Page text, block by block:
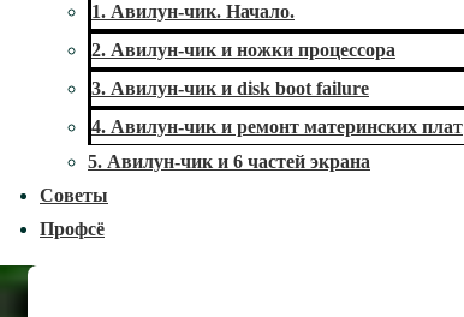
1. Авилун-чик. Начало.
2. Авилун-чик и ножки процессора
3. Авилун-чик и disk boot failure
4. Авилун-чик и ремонт материнских плат
5. Авилун-чик и 6 частей экрана
Советы
Профсё